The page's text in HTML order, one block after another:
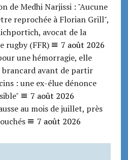
de Medhi Narjissi : "Aucune
reprochée à Florian Grill",
avocat de la
rugby (FFR)
7 août 2026
une hémorragie, elle
avant de partir
: une ex-élue dénonce
7 août 2026
au mois de juillet, près
7 août 2026